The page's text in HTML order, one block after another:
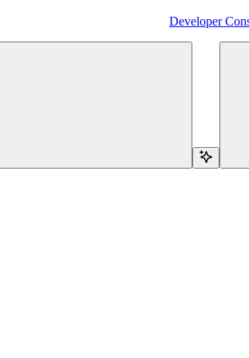
Developer